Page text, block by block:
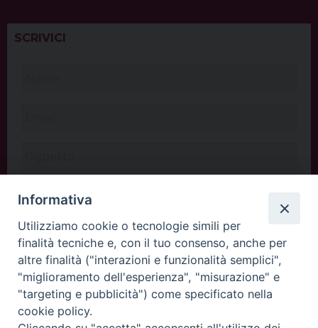
SCRIVICI
Informativa
Utilizziamo cookie o tecnologie simili per
finalità tecniche e, con il tuo consenso, anche per
altre finalità ("interazioni e funzionalità semplici",
"miglioramento dell'esperienza", "misurazione" e
"targeting e pubblicità") come specificato nella
cookie policy.